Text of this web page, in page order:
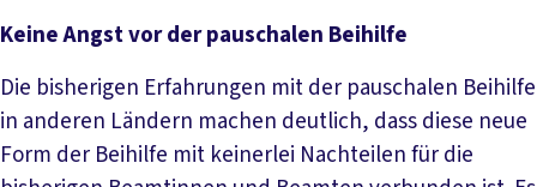
Keine Angst vor der pauschalen Beihilfe
Die bisherigen Erfahrungen mit der pauschalen Beihilfe
in anderen Ländern machen deutlich, dass diese neue
Form der Beihilfe mit keinerlei Nachteilen für die